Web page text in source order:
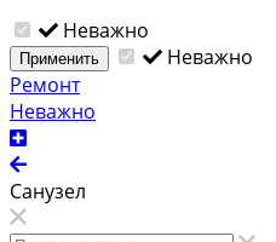
Неважно
Применить
Неважно
Ремонт
Неважно
Санузел